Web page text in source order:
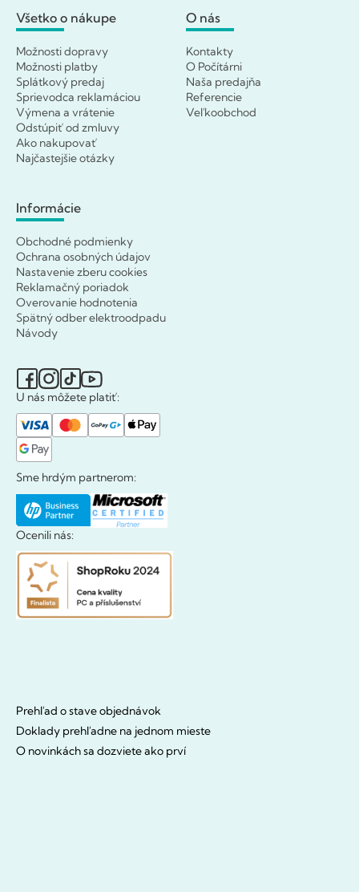
Všetko o nákupe
Možnosti dopravy
Možnosti platby
Splátkový predaj
Sprievodca reklamáciou
Výmena a vrátenie
Odstúpiť od zmluvy
Ako nakupovať
Najčastejšie otázky
O nás
Kontakty
O Počítárni
Naša predajňa
Referencie
Veľkoobchod
Informácie
Obchodné podmienky
Ochrana osobných údajov
Nastavenie zberu cookies
Reklamačný poriadok
Overovanie hodnotenia
Spätný odber elektroodpadu
Návody
U nás môžete platiť:
Sme hrdým partnerom:
Ocenili nás:
Prehľad o stave objednávok
Doklady prehľadne na jednom mieste
O novinkách sa dozviete ako prví